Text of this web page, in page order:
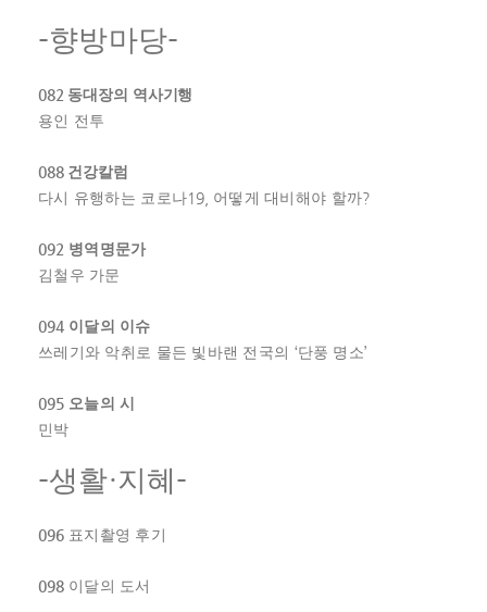
-향방마당-
082 동대장의 역사기행
용인 전투
088 건강칼럼
다시 유행하는 코로나19, 어떻게 대비해야 할까?
092 병역명문가
김철우 가문
094 이달의 이슈
쓰레기와 악취로 물든 빛바랜 전국의 ‘단풍 명소’
095 오늘의 시
민박
-생활·지혜 -
096 표지촬영 후기
098 이달의 도서